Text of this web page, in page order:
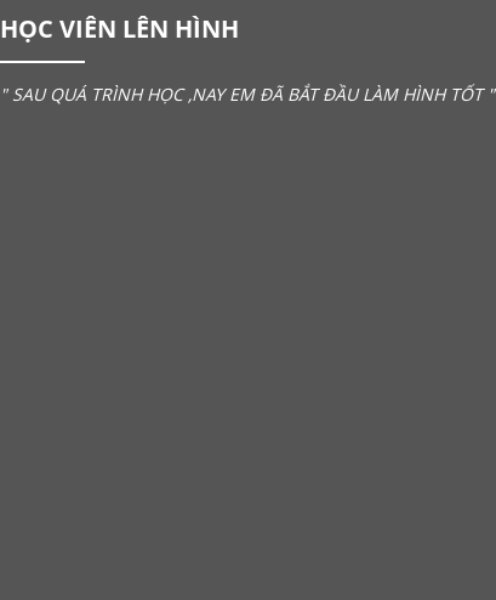
HỌC VIÊN LÊN HÌNH
" SAU QUÁ TRÌNH HỌC ,NAY EM ĐÃ BẮT ĐẦU LÀM HÌNH TỐT "